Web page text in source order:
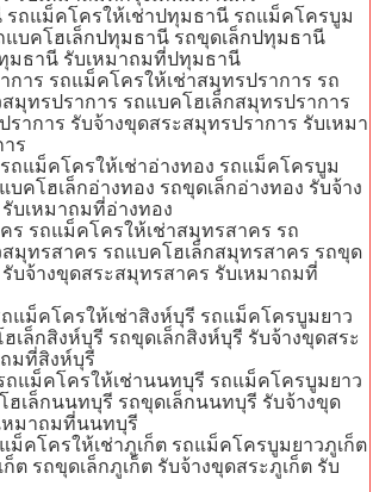
รถแม็คโครให้เช่าปทุมธานี รถแม็คโครบูม
บคโฮเล็กปทุมธานี รถขุดเล็กปทุมธานี
มธานี รับเหมาถมที่ปทุมธานี
การ รถแม็คโครให้เช่าสมุทรปราการ รถ
มุทรปราการ รถแบคโฮเล็กสมุทรปราการ
ราการ รับจ้างขุดสระสมุทรปราการ รับเหมา
ร
ถแม็คโครให้เช่าอ่างทอง รถแม็คโครบูม
บคโฮเล็กอ่างทอง รถขุดเล็กอ่างทอง รับจ้าง
บเหมาถมที่อ่างทอง
ร รถแม็คโครให้เช่าสมุทรสาคร รถ
มุทรสาคร รถแบคโฮเล็กสมุทรสาคร รถขุด
บจ้างขุดสระสมุทรสาคร รับเหมาถมที่
แม็คโครให้เช่าสิงห์บุรี รถแม็คโครบูมยาว
เล็กสิงห์บุรี รถขุดเล็กสิงห์บุรี รับจ้างขุดสระ
มที่สิงห์บุรี
แม็คโครให้เช่านนทบุรี รถแม็คโครบูมยาว
เล็กนนทบุรี รถขุดเล็กนนทบุรี รับจ้างขุด
หมาถมที่นนทบุรี
ม็คโครให้เช่าภูเก็ต รถแม็คโครบูมยาวภูเก็ต
ต รถขุดเล็กภูเก็ต รับจ้างขุดสระภูเก็ต รับ